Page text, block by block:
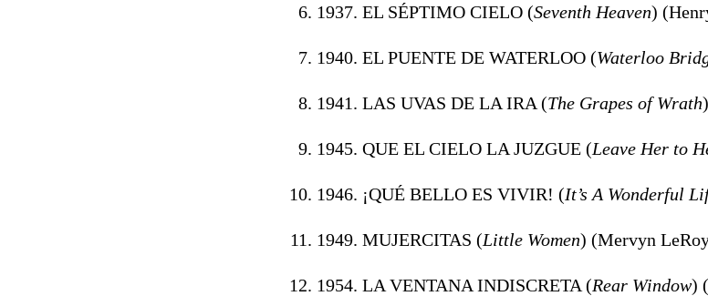
1937. EL SÉPTIMO CIELO (Seventh Heaven)
1940. EL PUENTE DE WATERLOO (Waterloo
1941. LAS UVAS DE LA IRA (The Grapes of Wrath
1945. QUE EL CIELO LA JUZGUE (Leave Her to
1946. ¡QUÉ BELLO ES VIVIR! (It’s A Wonderful
1949. MUJERCITAS (Little Women) (Mervyn
1954. LA VENTANA INDISCRETA (Rear Window)